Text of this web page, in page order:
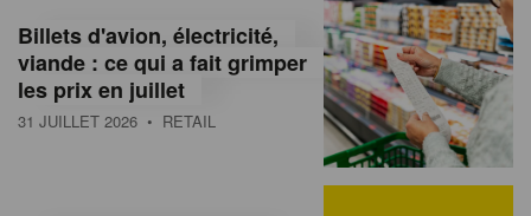
s
s
u
Billets d'avion, électricité,
viande : ce qui a fait grimper
les prix en juillet
31 JUILLET 2026 • RETAIL